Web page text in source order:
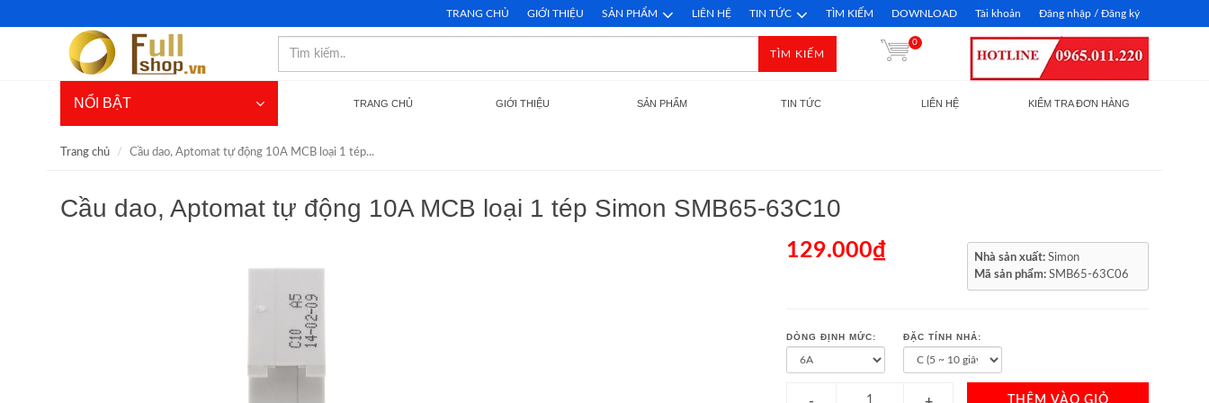
TRANG CHỦ GIỚI THIỆU SẢN PHẨM LIÊN HỆ TIN TỨC TÌM KIẾM DOWNLOAD Tài khoản Đăng nhập / Đăng ký
TÌM KIẾM
0
NỔI BẬT TRANG CHỦ GIỚI THIỆU SẢN PHẨM TIN TỨC LIÊN HỆ KIỂM TRA ĐƠN HÀNG
Trang chủ Cầu dao, Aptomat tự động 10A MCB loại 1 tép...
Cầu dao, Aptomat tự động 10A MCB loại 1 tép Simon SMB65-63C10
129.000₫ Nhà sản xuất:Simon
Mã sản phẩm:SMB65-63C06
DÒNG ĐỊNH MỨC: ĐẶC TÍNH NHẢ:
THÊM VÀO GIỎ